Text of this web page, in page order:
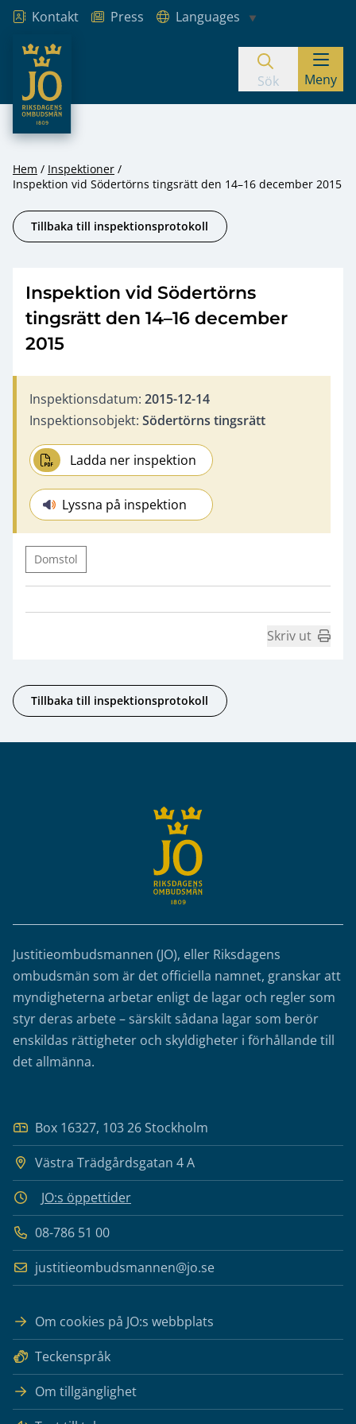
Hoppa till innehåll
Kontakt Press
Languages
JO – Riksdagens Ombudsmän
Sök Meny
Hem
Inspektioner
Inspektion vid Södertörns tingsrätt den 14–16 december 2015
Tillbaka till inspektionsprotokoll
Inspektion vid Södertörns
tingsrätt den 14–16 december
2015
Inspektionsdatum: 2015-12-14
Inspektionsobjekt: Södertörns tingsrätt
Ladda ner inspektion
Lyssna på inspektion
Domstol
Skriv ut
Tillbaka till inspektionsprotokoll
Justitieombudsmannen (JO), eller Riksdagens
ombudsmän som är det officiella namnet, granskar att
myndigheterna arbetar enligt de lagar och regler som
styr deras arbete – särskilt sådana lagar som berör
enskildas rättigheter och skyldigheter i förhållande till
det allmänna.
Box 16327, 103 26 Stockholm
Västra Trädgårdsgatan 4 A
JO:s öppettider
08-786 51 00
justitieombudsmannen@jo.se
Om cookies på JO:s webbplats
Teckenspråk
Om tillgänglighet